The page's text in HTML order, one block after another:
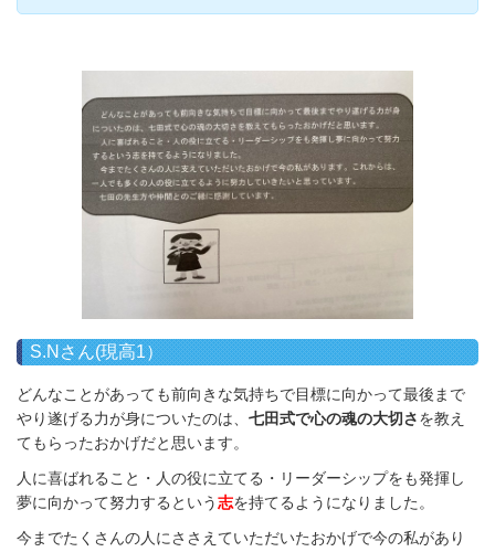
S.Nさん(現高1）
どんなことがあっても前向きな気持ちで目標に向かって最後まで
やり遂げる力が身についたのは、 七田式で心の魂の大切さを教え
てもらったおかげだと思います。
人に喜ばれること・人の役に立てる・リーダーシップをも発揮し
夢に向かって努力するという志を持てるようになりました。
今までたくさんの人にささえていただいたおかげで今の私があり